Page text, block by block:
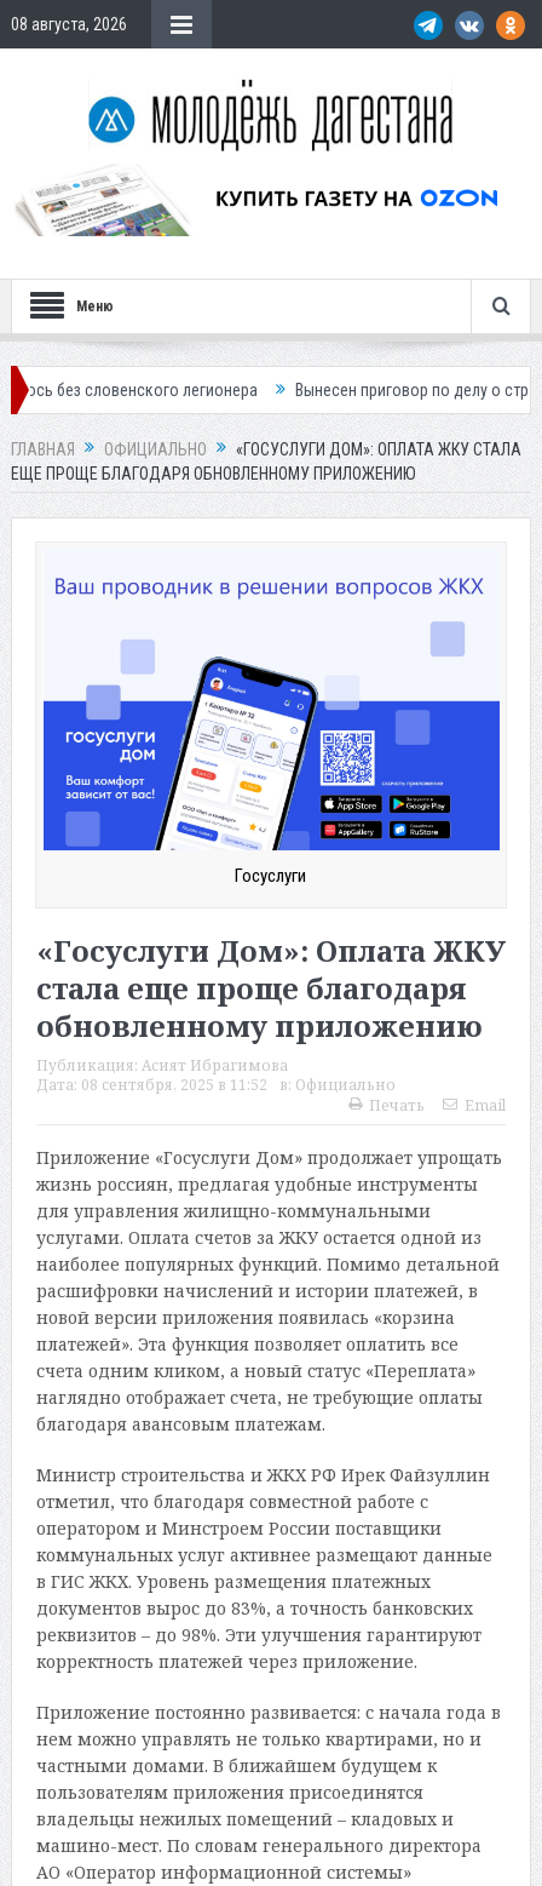
08 августа, 2026
Меню
легионера Вынесен приговор по делу о строительстве
ГЛАВНАЯ ОФИЦИАЛЬНО
«ГОСУСЛУГИ ДОМ»: ОПЛАТА ЖКУ СТАЛА
ЕЩЕ ПРОЩЕ БЛАГОДАРЯ ОБНОВЛЕННОМУ ПРИЛОЖЕНИЮ
Госуслуги
«Госуслуги Дом»: Оплата ЖКУ
стала еще проще благодаря
обновленному приложению
Публикация: Асият Ибрагимова
Дата: 08 сентября, 2025 в 11:52 в: Официально
Печать
Email
Приложение «Госуслуги Дом» продолжает упрощать
жизнь россиян, предлагая удобные инструменты
для управления жилищно-коммунальными
услугами. Оплата счетов за ЖКУ остается одной из
наиболее популярных функций. Помимо детальной
расшифровки начислений и истории платежей, в
новой версии приложения появилась «корзина
платежей». Эта функция позволяет оплатить все
счета одним кликом, а новый статус «Переплата»
наглядно отображает счета, не требующие оплаты
благодаря авансовым платежам.
Министр строительства и ЖКХ РФ Ирек Файзуллин
отметил, что благодаря совместной работе с
оператором и Минстроем России поставщики
коммунальных услуг активнее размещают данные
в ГИС ЖКХ. Уровень размещения платежных
документов вырос до 83%, а точность банковских
реквизитов – до 98%. Эти улучшения гарантируют
корректность платежей через приложение.
Приложение постоянно развивается: с начала года в
нем можно управлять не только квартирами, но и
частными домами. В ближайшем будущем к
пользователям приложения присоединятся
владельцы нежилых помещений – кладовых и
машино-мест. По словам генерального директора
АО «Оператор информационной системы»